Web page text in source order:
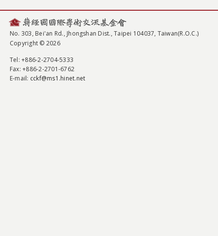
No. 303, Bei'an Rd., Jhongshan Dist., Taipei 104037, Taiwan(R.O.C.)
Copyright © 2026
Tel: +886-2-2704-5333
Fax: +886-2-2701-6762
E-mail: cckf@ms1.hinet.net